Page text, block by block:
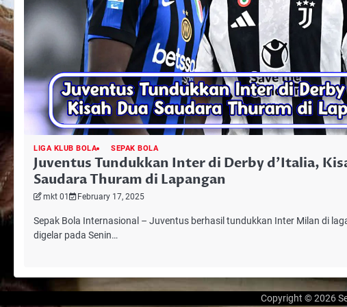
LIGA KLUB BOLA SEPAK BOLA
Juventus Tundukkan Inter di Derby d’Italia,
Saudara Thuram di Lapangan
mkt 01 February 17, 2025
Sepak Bola Internasional – Juventus berhasil tundukkan Inter Milan di
digelar pada Senin…
Copyright © 2026